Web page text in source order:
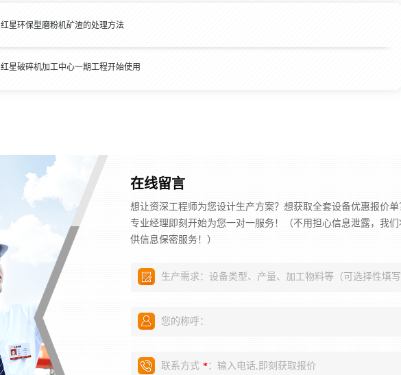
红星环保型磨粉机矿渣的处理方法
红星破碎机加工中心一期工程开始使用
在线留言
想让资深工程师为您设计生产方案？想获取全套设备优惠报价单
专业经理即刻开始为您一对一服务！（不用担心信息泄露，我
供信息保密服务！）
生产需求：设备类型、产量、加工物料等（可选择性填写
您的称呼：
联系方式 *：输入电话,即刻获取报价